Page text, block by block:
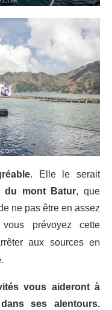
. Elle le serait
du mont Batur, que
ne pas être en assez
prévoyez cette
aux sources en
vous aideront à
ses alentours.